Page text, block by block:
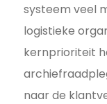
systeem veel
logistieke
kernprioriteit
naar de